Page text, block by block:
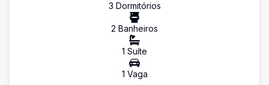
3 Dormitórios
2 Banheiros
1 Suíte
1 Vaga